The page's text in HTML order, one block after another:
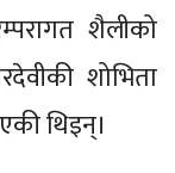
शैलीको
शोभिता
थिइन्।